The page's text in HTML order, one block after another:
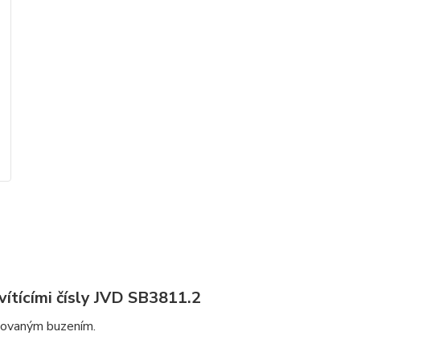
čísly JVD SB3811.2
buzením.